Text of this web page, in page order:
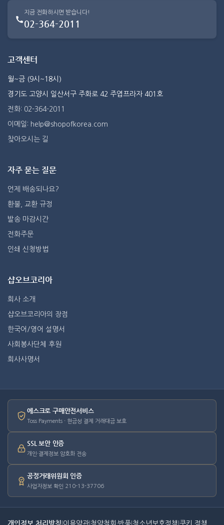
지금 전화하시면 받습니다!
02-364-2011
고객센터
월~금 (9시~18시)
경기도 고양시 일산서구 주화로 42 주엽프라자 401호
전화: 02-364-2011
이메일: help@shopofkorea.com
찾아오시는 길
자주 묻는 질문
언제 배송되나요?
환불, 교환 규정
발송 마감시간
전화주문
인쇄 신청방법
샵오브코리아
회사 소개
샵오브코리아의 장점
한국어/영어 설명서
사회봉사단체 후원
회사사명서
에스크로 구매안전서비스
Toss Payments · 현금성 결제 거래대금 보호
SSL 보안 인증
개인·결제정보 암호화 전송
공정거래위원회 인증
사업자정보 확인 210-13-37706
개인정보 처리방침 이용약관 청약철회·반품 청소년보호정책 쿠키 정책